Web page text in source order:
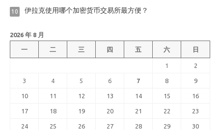
10 伊拉克使用哪个加密货币交易所最方便？
2026 年 8 月
一 二 三 四 五 六 日
1 2
3 4 5 6 7 8 9
10 11 12 13 14 15 16
17 18 19 20 21 22 23
24 25 26 27 28 29 30